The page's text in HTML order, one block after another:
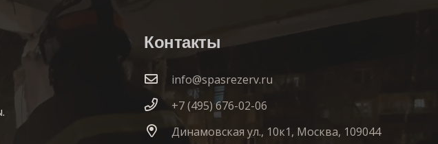
Контакты
info@spasrezerv.ru
+7 (495) 676-02-06
Динамовская ул., 10к1, Москва, 109044